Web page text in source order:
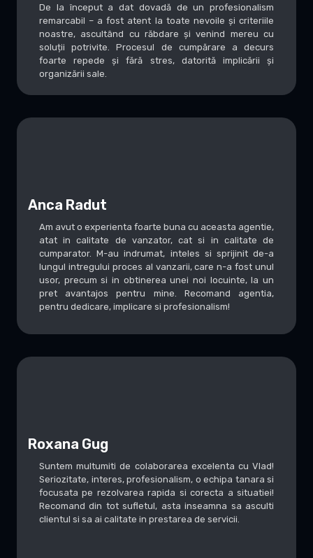
De la început a dat dovadă de un profesionalism
remarcabil – a fost atent la toate nevoile și criteriile
noastre, ascultând cu răbdare și venind mereu cu
soluții potrivite. Procesul de cumpărare a decurs
foarte repede și fără stres, datorită implicării și
organizării sale.
Anca Radut
Am avut o experienta foarte buna cu aceasta agentie,
atat in calitate de vanzator, cat si in calitate de
cumparator. M-au indrumat, inteles si sprijinit de-a
lungul intregului proces al vanzarii, care n-a fost unul
usor, precum si in obtinerea unei noi locuinte, la un
pret avantajos pentru mine. Recomand agentia,
pentru dedicare, implicare si profesionalism!
Roxana Gug
Suntem multumiti de colaborarea excelenta cu Vlad!
Seriozitate, interes, profesionalism, o echipa tanara si
focusata pe rezolvarea rapida si corecta a situatiei!
Recomand din tot sufletul, asta inseamna sa asculti
clientul si sa ai calitate in prestarea de servicii.